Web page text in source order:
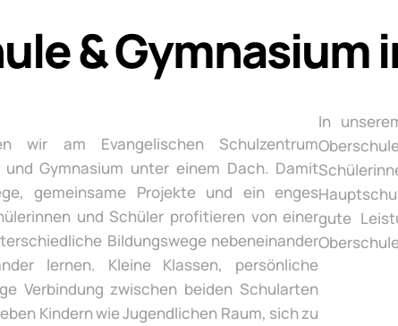
& Gymnasium
wir am Evangelischen Schulzentrum
und Gymnasium unter einem Dach. Damit
gemeinsame Projekte und ein enges
und Schüler profitieren von einer
Bildungswege nebeneinander
lernen. Kleine Klassen, persönliche
Verbindung zwischen beiden Schularten
Kindern wie Jugendlichen Raum, sich zu
In
gute